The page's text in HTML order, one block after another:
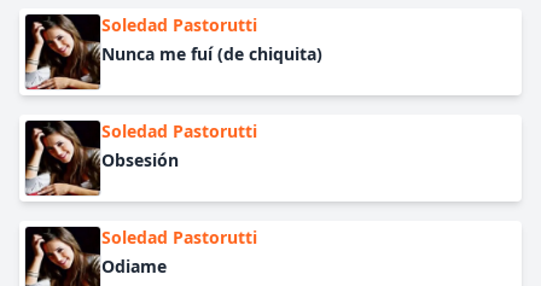
Soledad Pastorutti
Nunca me fuí (de chiquita)
Soledad Pastorutti
Obsesión
Soledad Pastorutti
Odiame